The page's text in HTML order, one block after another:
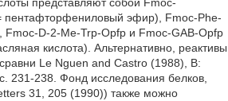
представляют собой Fmoc-
пентафторфениловый эфир), Fmoc-Phe-
Fmoc-D-2-Me-Trp-Opfp и Fmoc-GAB-Opfp
кислота). Альтернативно, реактивы
Le Nguen and Castro (1988), B:
231-238. Фонд исследования белков,
31, 205 (1990)) также можно